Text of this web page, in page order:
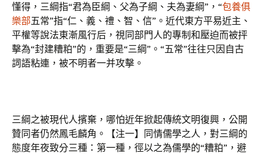
懂得，三綱指“君為臣綱、父為子綱、夫為妻綱”，“包養俱
樂部五常”指“仁、義、禮、智、信”。近代東方平易近主、
平權等說法東漸風行后，視同部門人的專制和壓迫而被抨
擊為“封建糟粕”的，重要是“三綱”。“五常”往往只因自古
詞語粘連，被不明者一并攻擊。
三綱之被現代人擯棄，哪怕近年掀起傳統文明復興，公開
贊同者仍然鳳毛麟角。【注一】同情儒學之人，對三綱的
態度年夜致分三種：第一種，徑以之為儒學的“糟粕”，避